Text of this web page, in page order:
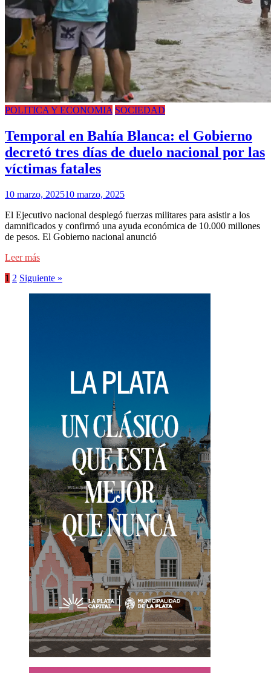
POLITICA Y ECONOMIA SOCIEDAD
Temporal en Bahía Blanca: el Gobierno
decretó tres días de duelo nacional por las
víctimas fatales
10 marzo, 202510 marzo, 2025
El Ejecutivo nacional desplegó fuerzas militares para asistir a los
damnificados y confirmó una ayuda económica de 10.000 millones
de pesos. El Gobierno nacional anunció
Leer más
1 2 Siguiente »